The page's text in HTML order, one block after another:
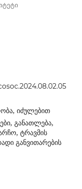
იძულებით
განათლება,
ტრავმის
განვითარების